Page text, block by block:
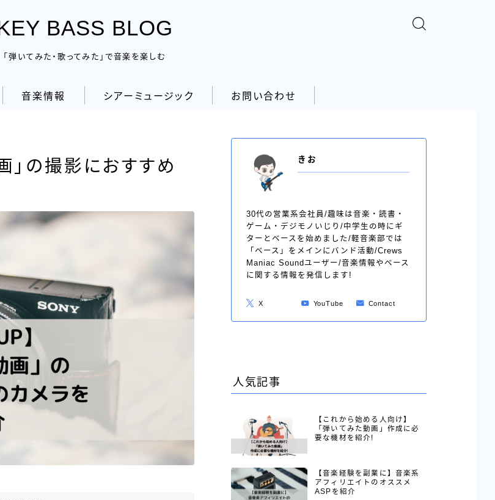
BASS BLOG
「弾いてみた・歌ってみた」で音楽を楽しむ
音楽情報 シアーミュージック お問い合わせ
」の撮影におすすめ
きお
30代の営業系会社員/趣味は音楽・読書・
ゲーム・デジモノいじり/中学生の時にギ
ターとベースを始めました/軽音楽部では
「ベース」をメインにバンド活動/Crews
Maniac Soundユーザー/音楽情報やベース
に関する情報を発信します!
X YouTube Contact
人気記事
【これから始める人向け】
「弾いてみた動画」作成に必
要な機材を紹介!
【音楽経験を副業に】音楽系
アフィリエイトのオススメ
ASPを紹介